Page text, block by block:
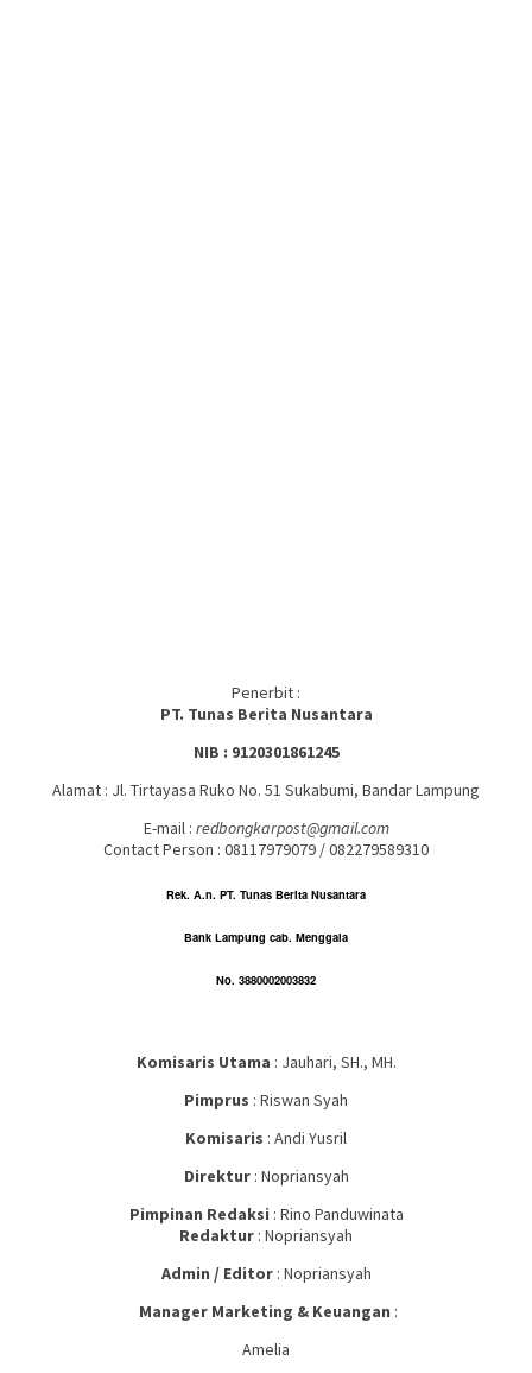
Penerbit :
PT. Tunas Berita Nusantara
NIB : 9120301861245
Alamat : Jl. Tirtayasa Ruko No. 51 Sukabumi, Bandar Lampung
E-mail : redbongkarpost@gmail.com
Contact Person : 08117979079 / 082279589310
Rek. A.n. PT. Tunas Berita Nusantara
Bank Lampung cab. Menggala
No. 3880002003832
Komisaris Utama : Jauhari, SH., MH.
Pimprus : Riswan Syah
Komisaris : Andi Yusril
Direktur: Nopriansyah
Pimpinan Redaksi : Rino Panduwinata
Redaktur : Nopriansyah
Admin / Editor : Nopriansyah
Manager Marketing & Keuangan :
Amelia